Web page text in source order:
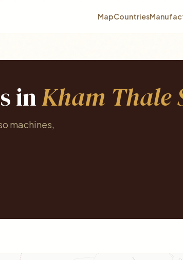
MapCountries
inKham Thale
machines,